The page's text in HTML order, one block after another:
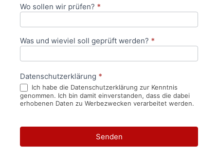
Wo sollen wir prüfen? *
Was und wieviel soll geprüft werden? *
Datenschutzerklärung *
Ich habe die Datenschutzerklärung zur Kenntnis
genommen. Ich bin damit einverstanden, dass die dabei
erhobenen Daten zu Werbezwecken verarbeitet werden.
Senden